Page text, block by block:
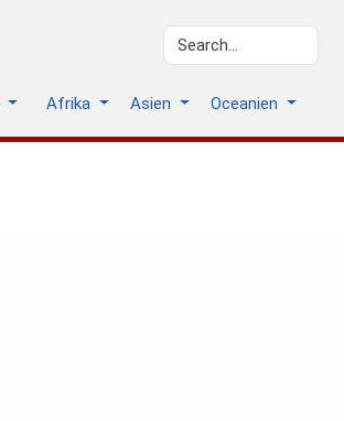
Afrika Asien Oceanien